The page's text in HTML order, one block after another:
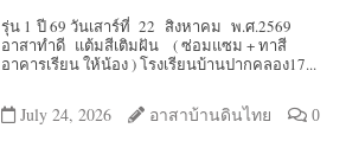
รุ่น 1 ปี 69 วันเสาร์ที่ 22 สิงหาคม พ.ศ.2569
อาสาทำดี แต้มสีเติมฝัน ( ซ่อมแซม + ทาสี
อาคารเรียน ให้น้อง ) โรงเรียนบ้านปากคลอง17...
July 24, 2026 อาสาบ้านดินไทย 0